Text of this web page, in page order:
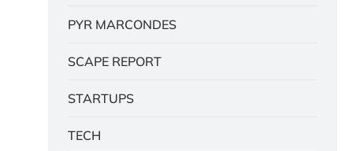
PYR MARCONDES
SCAPE REPORT
STARTUPS
TECH